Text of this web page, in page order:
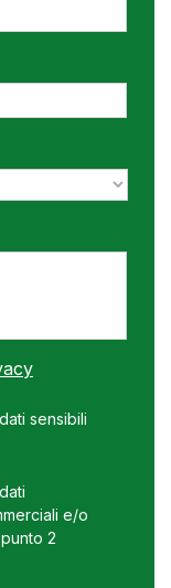
sensibili
e/o
2